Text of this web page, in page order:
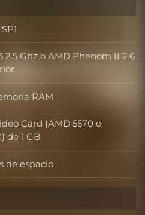
2.5 Ghz o AMD Phenom II 2.6
RAM
Card (AMD 5570 o
de 1 GB
de espacio